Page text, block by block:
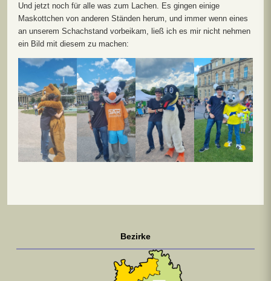
Und jetzt noch für alle was zum Lachen. Es gingen einige
Maskottchen von anderen Ständen herum, und immer wenn eines
an unserem Schachstand vorbeikam, ließ ich es mir nicht nehmen
ein Bild mit diesem zu machen:
Bezirke